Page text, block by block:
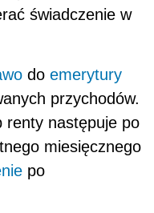
świadczenie w
do emerytury
przychodów.
renty następuje po
miesięcznego
po